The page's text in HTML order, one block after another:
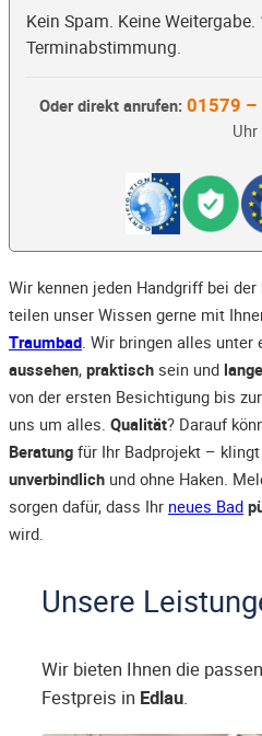
Kein Spam. Keine
Terminabstimmung.
Oder direkt anrufen: 01579 –
Uhr
Wir kennen jeden Handgriff bei der
teilen unser Wissen gerne mit
Traumbad. Wir bringen alles unter
aussehen, praktisch sein und
von der ersten Besichtigung bis
uns um alles. Qualität? Darauf
Beratung für Ihr Badprojekt –
unverbindlich und ohne Haken.
sorgen dafür, dass Ihr neues Bad
wird.
Unsere
Wir bieten Ihnen die
Festpreis in Edlau.